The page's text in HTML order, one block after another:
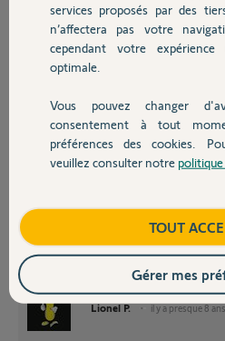
Autres produits
Devis avec un pro
Contact
Cordialement
Anthony G.
il y a presque 8 ans
quelques temps, coupez. Tout ça pour
notification concordante dans votre
Lionel P. il y a presque 8 ans
services proposés par des
n’affectera pas votre
cependant votre
optimale.
Vous pouvez changer
consentement à tout
préférences des cookies.
veuillez consulter notre
TOUT
Gérer mes